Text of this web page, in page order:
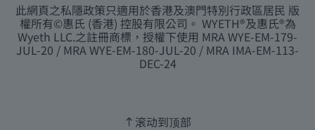
此網頁之私隱政策只適用於香港及澳門特別行政區居民 版
權所有©惠氏 (香港) 控股有限公司。 WYETH®及惠氏®為
Wyeth LLC.之註冊商標，授權下使用 MRA WYE-EM-179-
JUL-20 / MRA WYE-EM-180-JUL-20 / MRA IMA-EM-113-
DEC-24
滚动到顶部